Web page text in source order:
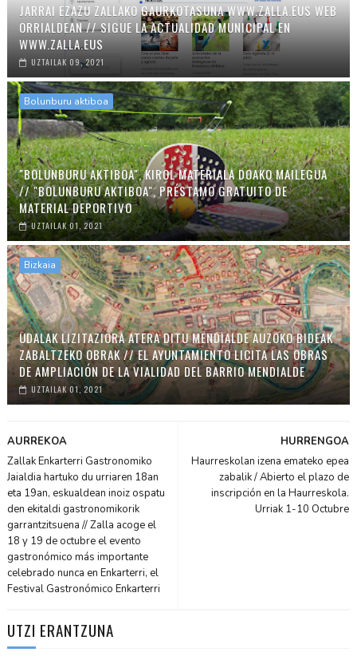
JARRAI EZAZU ZALLAKO GAURKOTASUNA WWW.ZALLA.EUS WEB
ORRIALDEAN // SIGUE LA ACTUALIDAD MUNICIPAL EN
WWW.ZALLA.EUS
UZTAILAK 09, 2021
Bolunburu aktiboa
"BOLUNBURU AKTIBOA", KIROL MATERIALA DOAKO MAILEGUA
// "BOLUNBURU AKTIBOA", PRÉSTAMO GRATUITO DE
MATERIAL DEPORTIVO
UZTAILAK 01, 2021
Bizkaia
UDALAK LIZITAZIORA ATERA DITU MENDIALDE AUZOKO BIDEAK
ZABALTZEKO OBRAK // EL AYUNTAMIENTO LICITA LAS OBRAS
DE AMPLIACIÓN DE LA VIALIDAD DEL BARRIO MENDIALDE
UZTAILAK 01, 2021
HURRENGOA
Haurreskolan izena emateko epea
zabalik / Abierto el plazo de
inscripción en la Haurreskola.
Urriak 1-10 Octubre
AURREKOA
Zallak Enkarterri Gastronomiko
Jaialdia hartuko du urriaren 18an
eta 19an, eskualdean inoiz ospatu
den ekitaldi gastronomikorik
garrantzitsuena // Zalla acoge el
18 y 19 de octubre el evento
gastronómico más importante
celebrado nunca en Enkarterri, el
Festival Gastronómico Enkarterri
UTZI ERANTZUNA